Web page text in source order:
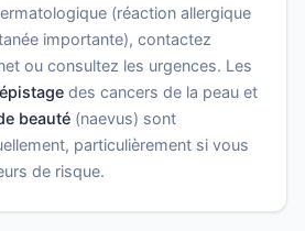
(réaction allergique
importante), contactez
ou consultez les urgences. Les
des cancers de la peau et
beauté (naevus) sont
particulièrement si vous
de risque.